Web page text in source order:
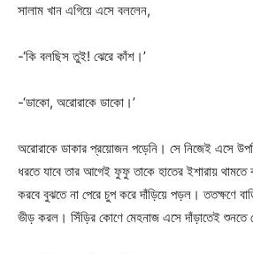
সালাম খান এগিয়ে এসে বললেন,
-‘কি বলছিস তুই! ঝেরে কাঁশ।’
-‘ডাকো, অরোরাকে ডাকো।’
অরোরাকে ডাকার প্রয়োজন পড়েনি। সে নিজেই এসে
ধরতে যাবে তার আগেই ফুফু তাকে হাতের ইশারায়
করবে বুঝতে না পেরে চুপ করে দাঁড়িয়ে পড়ল। ততক্ষণে
ভীড় করল। সিঁড়ির কোণে মেহনাজ এসে দাঁড়াতেই শুনতে